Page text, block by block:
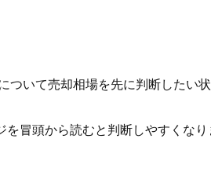
ついて売却相場を先に判断した
冒頭から読むと判断しやすくなり